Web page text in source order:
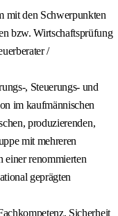
mit den Schwerpunkten
bzw. Wirtschaftsprüfung
/
, Steuerungs- und
im kaufmännischen
produzierenden,
mit mehreren
einer renommierten
geprägten
Sicherheit